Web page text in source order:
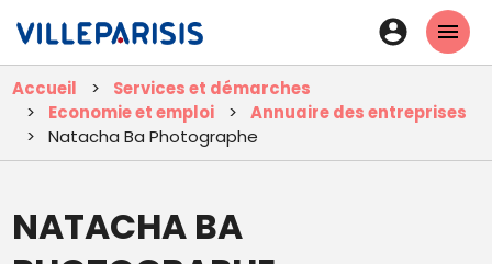
contenu
principal
En-
tête
-
Accueil
Services et démarches
Economie et emploi
Annuaire des entreprises
Natacha Ba Photographe
NATACHA BA